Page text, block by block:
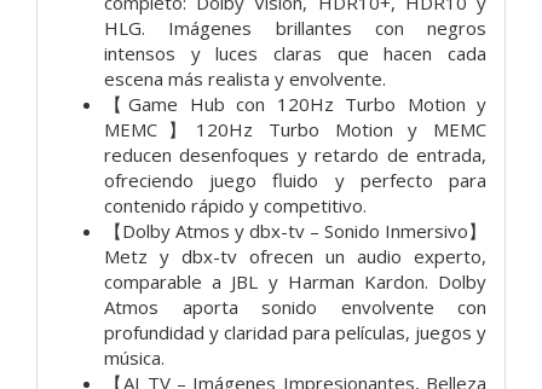
HLG. Imágenes brillantes con negros
intensos y luces claras que hacen cada
escena más realista y envolvente.
【Game Hub con 120Hz Turbo Motion y
MEMC】120Hz Turbo Motion y MEMC
reducen desenfoques y retardo de entrada,
ofreciendo juego fluido y perfecto para
contenido rápido y competitivo.
【Dolby Atmos y dbx-tv – Sonido Inmersivo】
Metz y dbx-tv ofrecen un audio experto,
comparable a JBL y Harman Kardon. Dolby
Atmos aporta sonido envolvente con
profundidad y claridad para películas, juegos y
música.
【AI TV – Imágenes Impresionantes, Belleza